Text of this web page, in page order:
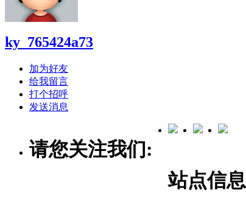
ky_765424a73
加为好友
给我留言
打个招呼
发送消息
请您关注我们:
站点信息